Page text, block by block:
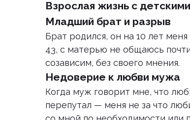
Взрослая жизнь с
Младший брат и разрыв
Брат родился, он на 10 лет
43, с матерью не общаюсь
созависим, без своего мнения.
Недоверие к любви мужа
Когда муж говорит мне, что
перепутал — меня не за что